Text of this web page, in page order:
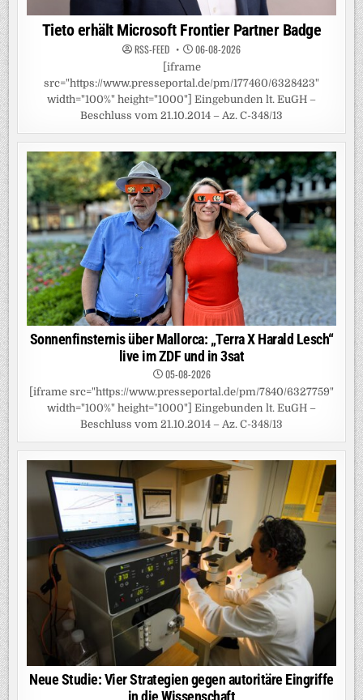
Tieto erhält Microsoft Frontier Partner Badge
RSS-FEED 06-08-2026
[iframe
src="https://www.presseportal.de/pm/177460/6328423"
width="100%" height="1000"] Eingebunden lt. EuGH –
Beschluss vom 21.10.2014 – Az. C-348/13
Sonnenfinsternis über Mallorca: „Terra X Harald Lesch“
live im ZDF und in 3sat
05-08-2026
[iframe src="https://www.presseportal.de/pm/7840/6327759"
width="100%" height="1000"] Eingebunden lt. EuGH –
Beschluss vom 21.10.2014 – Az. C-348/13
Neue Studie: Vier Strategien gegen autoritäre Eingriffe
in die Wissenschaft